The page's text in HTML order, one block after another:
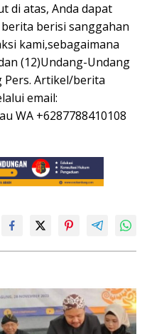
di atas, Anda dapat
berisi sanggahan
kami,sebagaimana
(12)Undang-Undang
Pers. Artikel/berita
email:
WA +6287788410108